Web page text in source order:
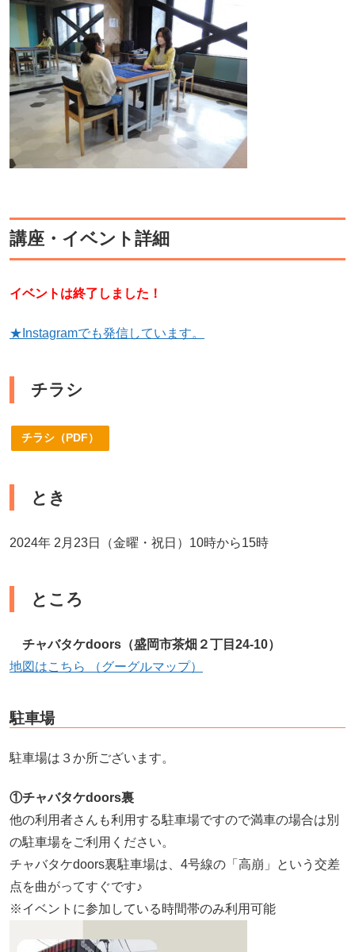
講座・イベント詳細
イベントは終了しました！
★Instagramでも発信しています。
チラシ
チラシ（PDF）
とき
2024年 2月23日（金曜・祝日）10時から15時
ところ
チャバタケdoors（盛岡市茶畑２丁目24-10）
地図はこちら （グーグルマップ）
駐車場
駐車場は３か所ございます。
①チャバタケdoors裏
他の利用者さんも利用する駐車場ですので満車の場合は別
の駐車場をご利用ください。
チャバタケdoors裏駐車場は、4号線の「高崩」という交差
点を曲がってすぐです♪
※イベントに参加している時間帯のみ利用可能